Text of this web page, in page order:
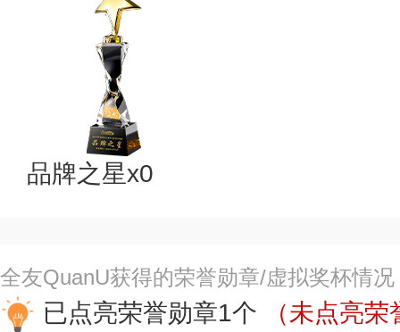
品牌之星x0
全友QuanU获得的荣誉勋章/虚拟奖杯情况
已点亮荣誉勋章1个 （未点亮